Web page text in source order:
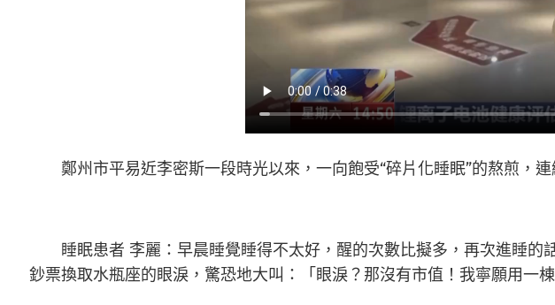
鄭州市平易近李密斯一段時光以來，一向飽受“碎片化睡眠”的熬煎，
睡眠患者 李麗：早晨睡覺睡得不太好，醒的次數比擬多，再次進睡
鈔票換取水瓶座的眼淚，驚恐地大叫：「眼淚？那沒有市值！我寧願用一